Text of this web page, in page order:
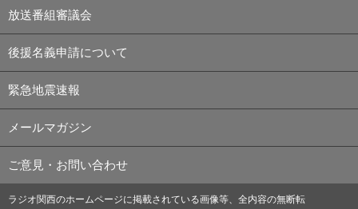
放送番組審議会
後援名義申請について
緊急地震速報
メールマガジン
ご意見・お問い合わせ
ラジオ関西のホームページに掲載されている画像等、全内容の無断転